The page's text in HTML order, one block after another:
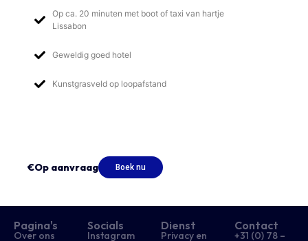
Op ca. 20 minuten met boot of taxi van hartje
Lissabon
Geweldig goed hotel
Kunstgrasveld op loopafstand
€Op aanvraag Boek nu
Pagina's
Over ons
Socials
Instagram
Dienst
Privacy en
Contact
+31 (0) 78 –